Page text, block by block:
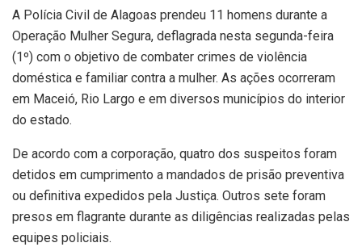
A Polícia Civil de Alagoas prendeu 11 homens durante a
Operação Mulher Segura, deflagrada nesta segunda-feira
(1º) com o objetivo de combater crimes de violência
doméstica e familiar contra a mulher. As ações ocorreram
em Maceió, Rio Largo e em diversos municípios do interior
do estado.
De acordo com a corporação, quatro dos suspeitos foram
detidos em cumprimento a mandados de prisão preventiva
ou definitiva expedidos pela Justiça. Outros sete foram
presos em flagrante durante as diligências realizadas pelas
equipes policiais.